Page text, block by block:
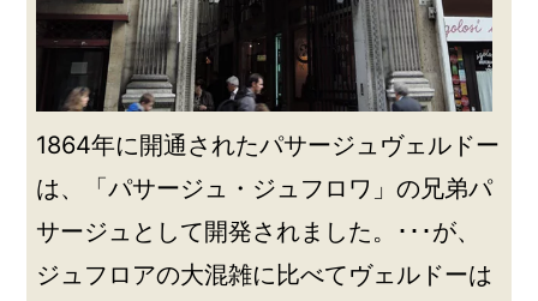
1864年に開通されたパサージュヴェルドー
は、「パサージュ・ジュフロワ」の兄弟パ
サージュとして開発されました。･･･が、
ジュフロアの大混雑に比べてヴェルドーは